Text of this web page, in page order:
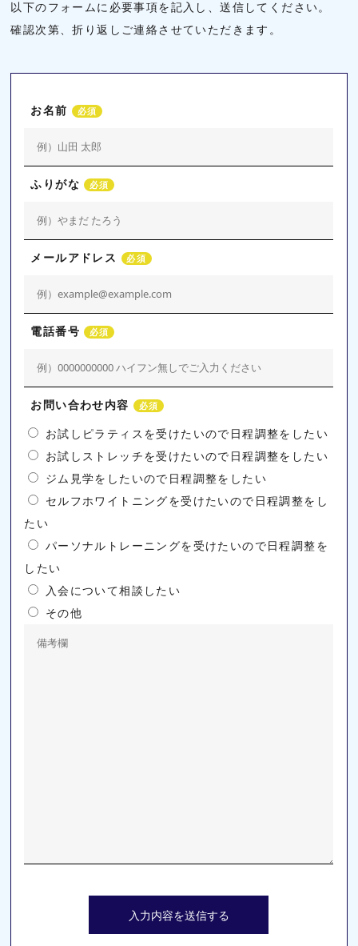
以下のフォームに必要事項を記入し、送信してください。
確認次第、折り返しご連絡させていただきます。
お名前 必須
ふりがな 必須
メールアドレス 必須
電話番号 必須
お問い合わせ内容 必須
お試しピラティスを受けたいので日程調整をしたい
お試しストレッチを受けたいので日程調整をしたい
ジム見学をしたいので日程調整をしたい
セルフホワイトニングを受けたいので日程調整をし
たい
パーソナルトレーニングを受けたいので日程調整を
したい
入会について相談したい
その他